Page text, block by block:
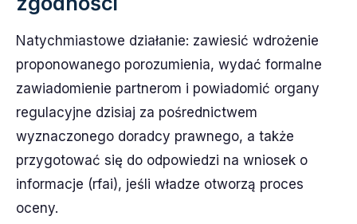
Natychmiastowe działanie: zawiesić wdrożenie
proponowanego porozumienia, wydać formalne
zawiadomienie partnerom i powiadomić organy
regulacyjne dzisiaj za pośrednictwem
wyznaczonego doradcy prawnego, a także
przygotować się do odpowiedzi na wniosek o
informacje (rfai), jeśli władze otworzą proces
oceny.